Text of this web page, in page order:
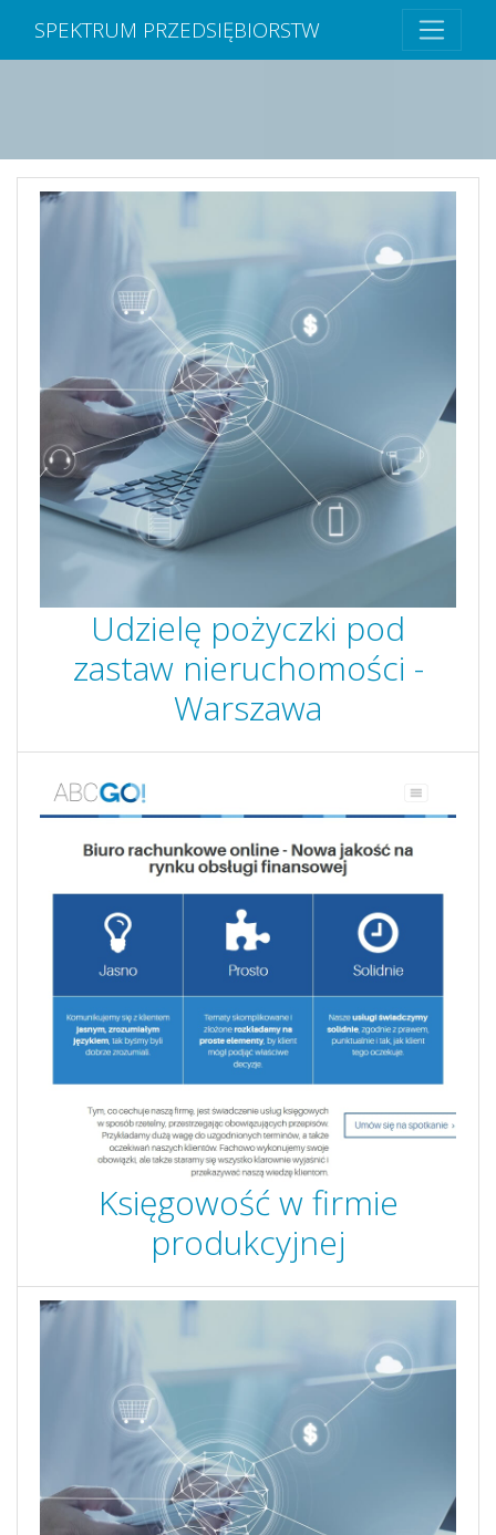
SPEKTRUM PRZEDSIĘBIORSTW
Udzielę pożyczki pod
zastaw nieruchomości -
Warszawa
Księgowość w firmie
produkcyjnej